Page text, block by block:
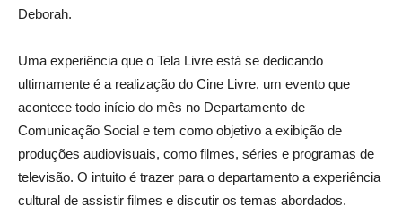
Deborah.
Uma experiência que o Tela Livre está se dedicando
ultimamente é a realização do Cine Livre, um evento que
acontece todo início do mês no Departamento de
Comunicação Social e tem como objetivo a exibição de
produções audiovisuais, como filmes, séries e programas de
televisão. O intuito é trazer para o departamento a experiência
cultural de assistir filmes e discutir os temas abordados.